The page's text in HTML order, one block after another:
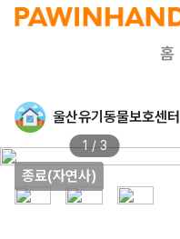
홈
울산유기동물보호센터
종료(자연사)
1 / 3